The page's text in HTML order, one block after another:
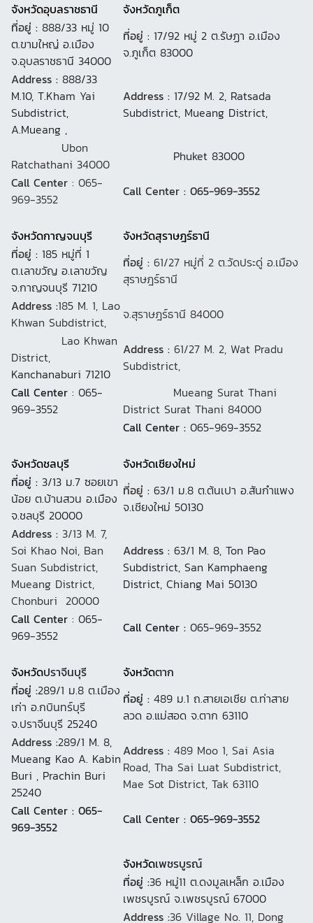
จังหวัดอุบลราชธานี
จังหวัดภูเก็ต
ที่อยู่ : 888/33 หมู่ 10
ต.ขามใหญ่ อ.เมือง
จ.อุบลราชธานี 34000
ที่อยู่ : 17/92 หมู่ 2 ต.รัษฏา อ.เมือง
จ.ภูเก็ต 83000
Address : 888/33
M.10, T.Kham Yai
Subdistrict,
A.Mueang ,
Address : 17/92 M. 2, Ratsada
Subdistrict, Mueang District,
Ubon
Ratchathani 34000
Phuket 83000
Call Center : 065-
969-3552
Call Center : 065-969-3552
จังหวัดกาญจนบุรี
จังหวัดสุราษฎร์ธานี
ที่อยู่ : 185 หมู่ที่ 1
ต.เลาขวัญ อ.เลาขวัญ
จ.กาญจนบุรี 71210
ที่อยู่ : 61/27 หมู่ที่ 2 ต.วัดประดู่ อ.เมือง
สุราษฎร์ธานี
Address :185 M. 1, Lao
Khwan Subdistrict,
จ.สุราษฎร์ธานี 84000
Lao Khwan
District,
Kanchanaburi 71210
Address : 61/27 M. 2, Wat Pradu
Subdistrict,
Call Center : 065-
969-3552
Mueang Surat Thani
District Surat Thani 84000
Call Center : 065-969-3552
จังหวัดชลบุรี
จังหวัดเชียงใหม่
ที่อยู่ : 3/13 ม.7 ซอยเขา
น้อย ต.บ้านสวน อ.เมือง
จ.ชลบุรี 20000
ที่อยู่ : 63/1 ม.8 ต.ต้นเปา อ.สันกำแพง
จ.เชียงใหม่ 50130
Address : 3/13 M. 7,
Soi Khao Noi, Ban
Suan Subdistrict,
Mueang District,
Chonburi 20000
Address : 63/1 M. 8, Ton Pao
Subdistrict, San Kamphaeng
District, Chiang Mai 50130
Call Center : 065-
969-3552
Call Center : 065-969-3552
จังหวัดปราจีนบุรี จังหวัดตาก
ที่อยู่ :289/1 ม.8 ต.เมือง
เก่า อ.กบินทร์บุรี
จ.ปราจีนบุรี 25240
ที่อยู่ : 489 ม.1 ถ.สายเอเชีย ต.ท่าสาย
ลวด อ.แม่สอด จ.ตาก 63110
Address :289/1 M. 8,
Mueang Kao A. Kabin
Buri , Prachin Buri
25240
Address : 489 Moo 1, Sai Asia
Road, Tha Sai Luat Subdistrict,
Mae Sot District, Tak 63110
Call Center : 065-
969-3552
Call Center : 065-969-3552
จังหวัดเพชรบูรณ์
ที่อยู่ :36 หมู่11 ต.ดงมูลเหล็ก อ.เมือง
เพชรบูรณ์ จ.เพชรบูรณ์ 67000
Address :36 Village No. 11, Dong